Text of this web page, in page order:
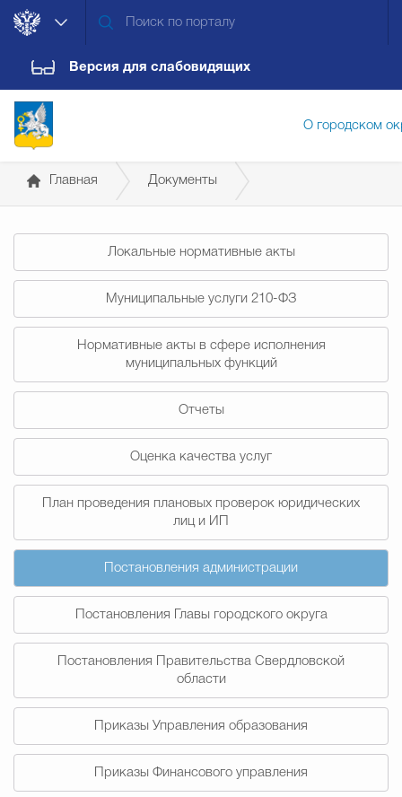
Версия для слабовидящих
О городском
Дума городского округа
Новости Обращения граждан
Противодействие
Муниципальные
Счётная палата Городского
Главная Документы
Локальные нормативные акты
Муниципальные услуги 210-ФЗ
Нормативные акты в сфере исполнения
муниципальных функций
Отчеты
Оценка качества услуг
План проведения плановых проверок юридических
лиц и ИП
Постановления администрации
Постановления Главы городского округа
Постановления Правительства Свердловской
области
Приказы Управления образования
Приказы Финансового управления